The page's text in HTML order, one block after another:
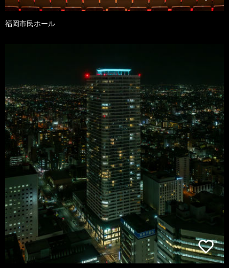
福岡市民ホール